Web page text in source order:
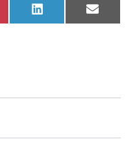
LinkedIn Email